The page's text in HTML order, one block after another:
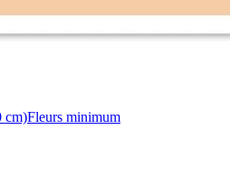
cm)Fleurs minimum